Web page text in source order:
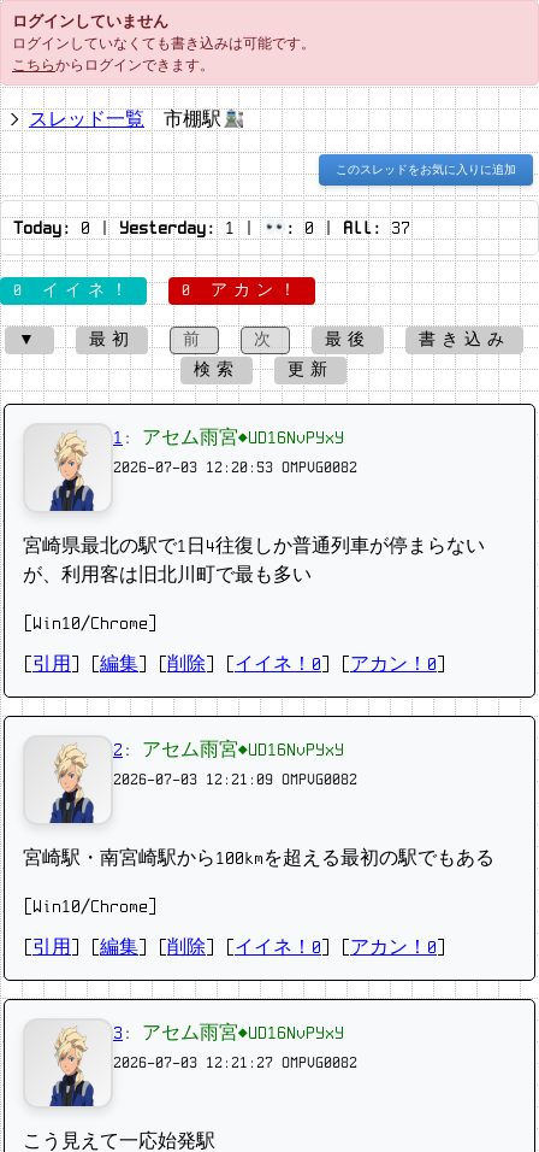
ログインしていません
ログインしていなくても書き込みは可能です。
こちらからログインできます。
スレッド一覧 市棚駅
このスレッドをお気に入りに追加
Today: 0 | Yesterday:1 | : 0 | All: 37
0 イイネ！ 0 アカン！
▼ 最初 前 次 最後
書き込み
検索
更新
1 : アセム雨宮◆UD16NvPYxY
2026-07-03 12:20:53 OMPVG0082
宮崎県最北の駅で1日4往復しか普通列車が停まらない
が、利用客は旧北川町で最も多い
[Win10/Chrome]
引用 編集 削除 イイネ！0 アカン！0
2 : アセム雨宮◆UD16NvPYxY
2026-07-03 12:21:09 OMPVG0082
宮崎駅・南宮崎駅から100kmを超える最初の駅でもある
[Win10/Chrome]
引用 編集 削除 イイネ！0 アカン！0
3 : アセム雨宮◆UD16NvPYxY
2026-07-03 12:21:27 OMPVG0082
こう見えて一応始発駅